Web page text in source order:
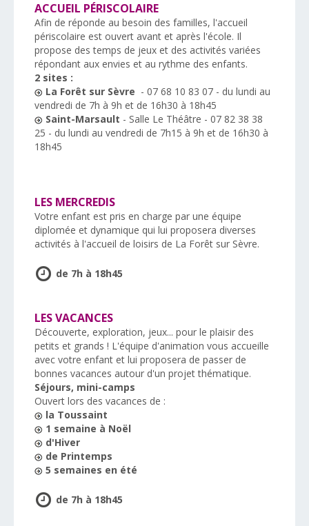
ACCUEIL PÉRISCOLAIRE
Afin de réponde au besoin des familles, l'accueil
périscolaire est ouvert avant et après l'école. Il
propose des temps de jeux et des activités variées
répondant aux envies et au rythme des enfants.
2 sites :
La Forêt sur Sèvre - 07 68 10 83 07 - du lundi au
vendredi de 7h à 9h et de 16h30 à 18h45
Saint-Marsault - Salle Le Théâtre - 07 82 38 38
25 - du lundi au vendredi de 7h15 à 9h et de 16h30 à
18h45
LES MERCREDIS
Votre enfant est pris en charge par une équipe
diplomée et dynamique qui lui proposera diverses
activités à l'accueil de loisirs de La Forêt sur Sèvre.
de 7h à 18h45
LES VACANCES
Découverte, exploration, jeux... pour le plaisir des
petits et grands ! L'équipe d'animation vous accueille
avec votre enfant et lui proposera de passer de
bonnes vacances autour d'un projet thématique.
Séjours, mini-camps
Ouvert lors des vacances de :
la Toussaint
1 semaine à Noël
d'Hiver
de Printemps
5 semaines en été
de 7h à 18h45